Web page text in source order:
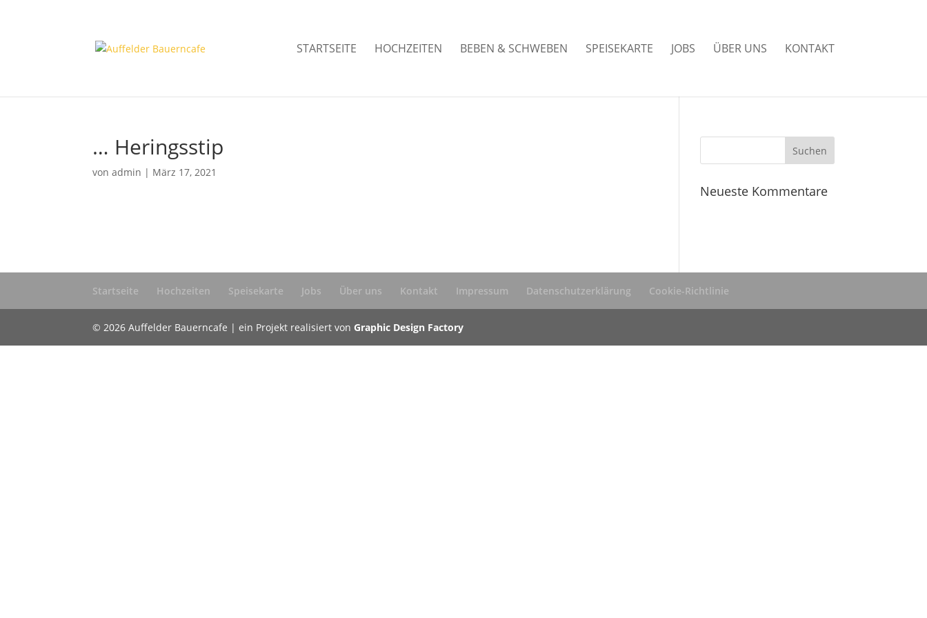
STARTSEITE HOCHZEITEN BEBEN & SCHWEBEN SPEISEKARTE JOBS ÜBER UNS KONTAKT
… Heringsstip
vonadmin | März 17, 2021
Neueste Kommentare
Startseite Hochzeiten Speisekarte Jobs Über uns Kontakt Impressum Datenschutzerklärung Cookie-Richtlinie
© 2026 Auffelder Bauerncafe | ein Projekt realisiert vonGraphic Design Factory